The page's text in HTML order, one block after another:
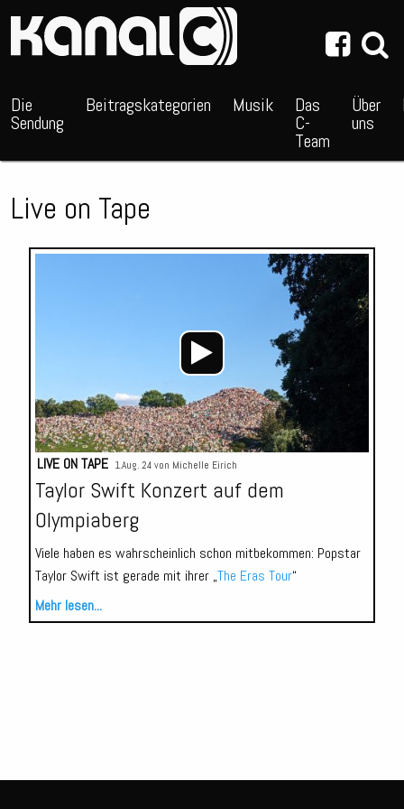
Die
Sendung
Beitragskategorien Musik Das
C-
Team
Über
uns
Live on Tape
Audio-
LIVE ON TAPE 1.Aug. 24 von Michelle Eirich
Taylor Swift Konzert auf dem
Olympiaberg
Viele haben es wahrscheinlich schon mitbekommen: Popstar
Taylor Swift ist gerade mit ihrer „The Eras Tour“
Mehr lesen...